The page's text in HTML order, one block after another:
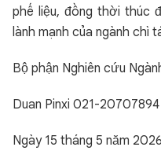
phế liệu, đồng thời thúc
lành mạnh của ngành chì
Bộ phận Nghiên cứu
Duan Pinxi 021-
Ngày 15 tháng 5 năm 2026